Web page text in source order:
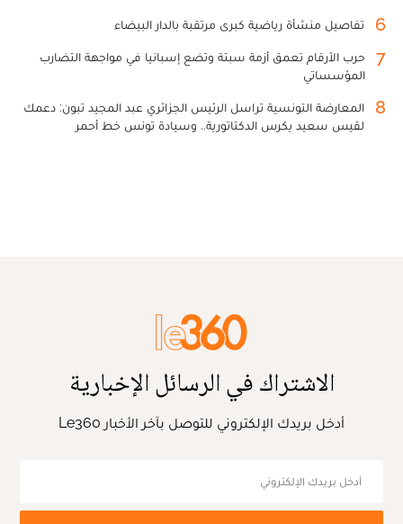
6 تفاصيل منشأة رياضية كبرى مرتقبة بالدار البيضاء
7
حرب الأرقام تعمق أزمة سبتة وتضع إسبانيا في مواجهة التضارب
المؤسساتي
8
المعارضة التونسية تراسل الرئيس الجزائري عبد المجيد تبون: دعمك
لقيس سعيد يكرس الدكتاتورية.. وسيادة تونس خط أحمر
الاشتراك في الرسائل الإخبارية
أدخل بريدك الإلكتروني للتوصل بآخر الأخبار Le360